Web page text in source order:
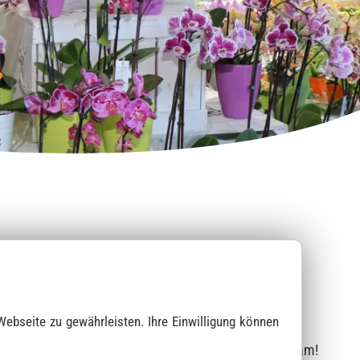
und passende Ansteckblumen für den Bräutigam!
zu gewährleisten. Ihre Einwilligung können